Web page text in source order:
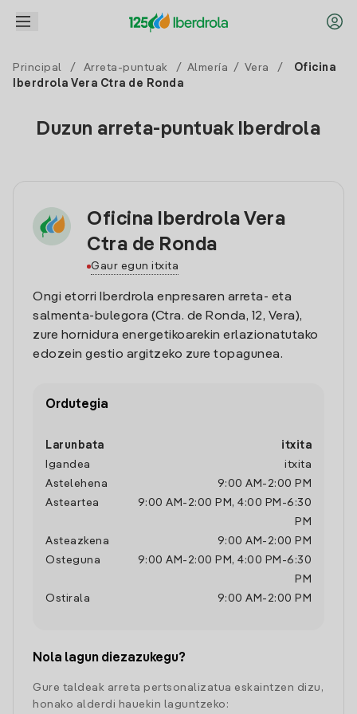
Principal / Arreta-puntuak / Almería / Vera /
Oficina
Iberdrola Vera Ctra de Ronda
Duzun arreta-puntuak Iberdrola
Oficina Iberdrola Vera
Ctra de Ronda
Gaur egun itxita
Ongi etorri Iberdrola enpresaren arreta- eta
salmenta-bulegora (Ctra. de Ronda, 12, Vera),
zure hornidura energetikoarekin erlazionatutako
edozein gestio argitzeko zure topagunea.
Ordutegia
Larunbata
itxita
Igandea
itxita
Astelehena
9:00 AM - 2:00 PM
Asteartea
9:00 AM - 2:00 PM , 4:00 PM -6:30
PM
Asteazkena
9:00 AM - 2:00 PM
Osteguna
9:00 AM - 2:00 PM , 4:00 PM -6:30
PM
Ostirala
9:00 AM - 2:00 PM
Nola lagun diezazukegu?
Gure taldeak arreta pertsonalizatua eskaintzen dizu,
honako alderdi hauekin laguntzeko: